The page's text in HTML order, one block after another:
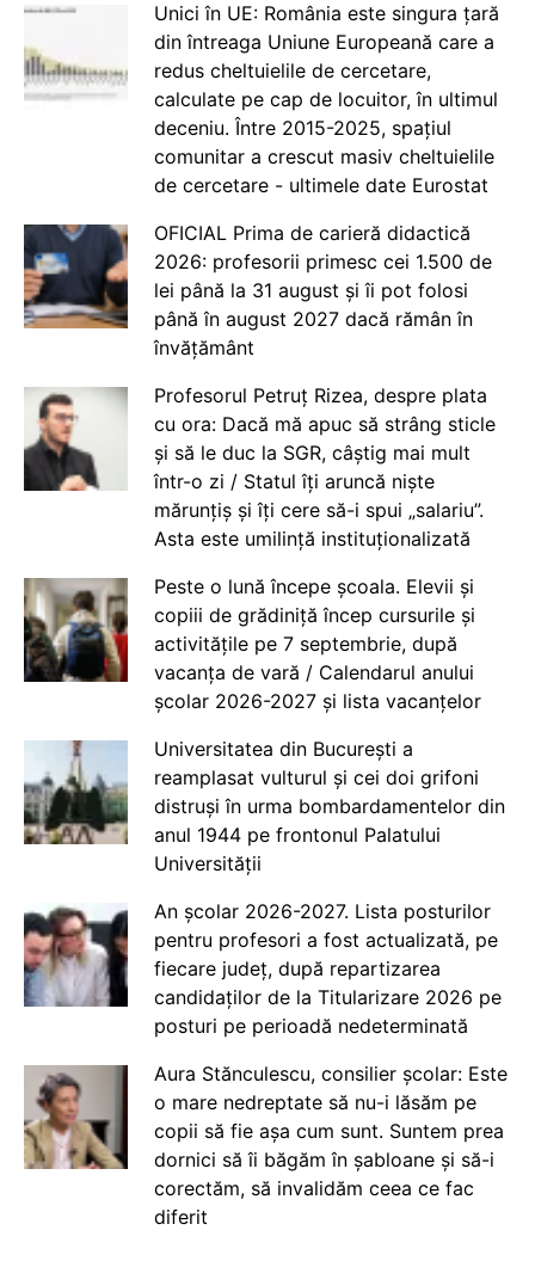
Unici în UE: România este singura țară
din întreaga Uniune Europeană care a
redus cheltuielile de cercetare,
calculate pe cap de locuitor, în ultimul
deceniu. Între 2015-2025, spațiul
comunitar a crescut masiv cheltuielile
de cercetare - ultimele date Eurostat
OFICIAL Prima de carieră didactică
2026: profesorii primesc cei 1.500 de
lei până la 31 august și îi pot folosi
până în august 2027 dacă rămân în
învățământ
Profesorul Petruț Rizea, despre plata
cu ora: Dacă mă apuc să strâng sticle
și să le duc la SGR, câștig mai mult
într-o zi / Statul îți aruncă niște
mărunțiș și îți cere să-i spui „salariu”.
Asta este umilință instituționalizată
Peste o lună începe școala. Elevii și
copiii de grădiniță încep cursurile și
activitățile pe 7 septembrie, după
vacanța de vară / Calendarul anului
școlar 2026-2027 și lista vacanțelor
Universitatea din București a
reamplasat vulturul și cei doi grifoni
distruși în urma bombardamentelor din
anul 1944 pe frontonul Palatului
Universității
An școlar 2026-2027. Lista posturilor
pentru profesori a fost actualizată, pe
fiecare județ, după repartizarea
candidaților de la Titularizare 2026 pe
posturi pe perioadă nedeterminată
Aura Stănculescu, consilier școlar: Este
o mare nedreptate să nu-i lăsăm pe
copii să fie așa cum sunt. Suntem prea
dornici să îi băgăm în șabloane și să-i
corectăm, să invalidăm ceea ce fac
diferit